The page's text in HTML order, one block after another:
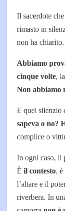
Il sacerdote
rimasto in
non ha chiarito.
Abbiamo
cinque volte,
Non abbiamo
E quel silenzio
sapeva o no?
complice o
In ogni caso, il
È il contesto, è
l’altare e il
riverbera. In